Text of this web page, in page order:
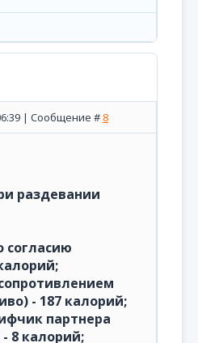
| Сообщение # 8
раздевании
согласию
- 187 калорий;
партнера
8 калорий;